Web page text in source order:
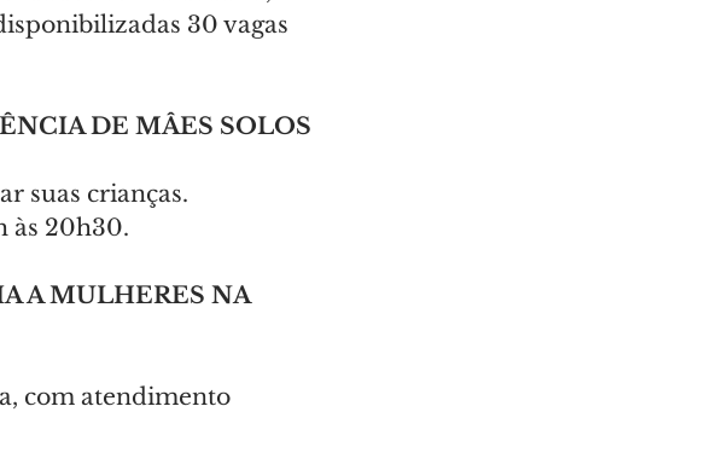
30 vagas
DE MÂES SOLOS
suas crianças.
às 20h30.
A MULHERES NA
com atendimento